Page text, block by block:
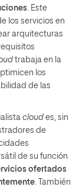
. Este
los servicios en
arquitecturas
trabaja en la
los
de las
cloud es, sin
de
de su función
ofertados
. También